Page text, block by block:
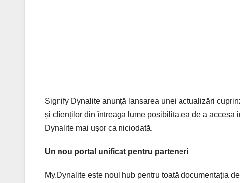
Signify Dynalite anunță lansarea unei actualizări
și clienților din întreaga lume posibilitatea de a accesa
Dynalite mai ușor ca niciodată.
Un nou portal unificat pentru parteneri
My.Dynalite este noul hub pentru toată documentația